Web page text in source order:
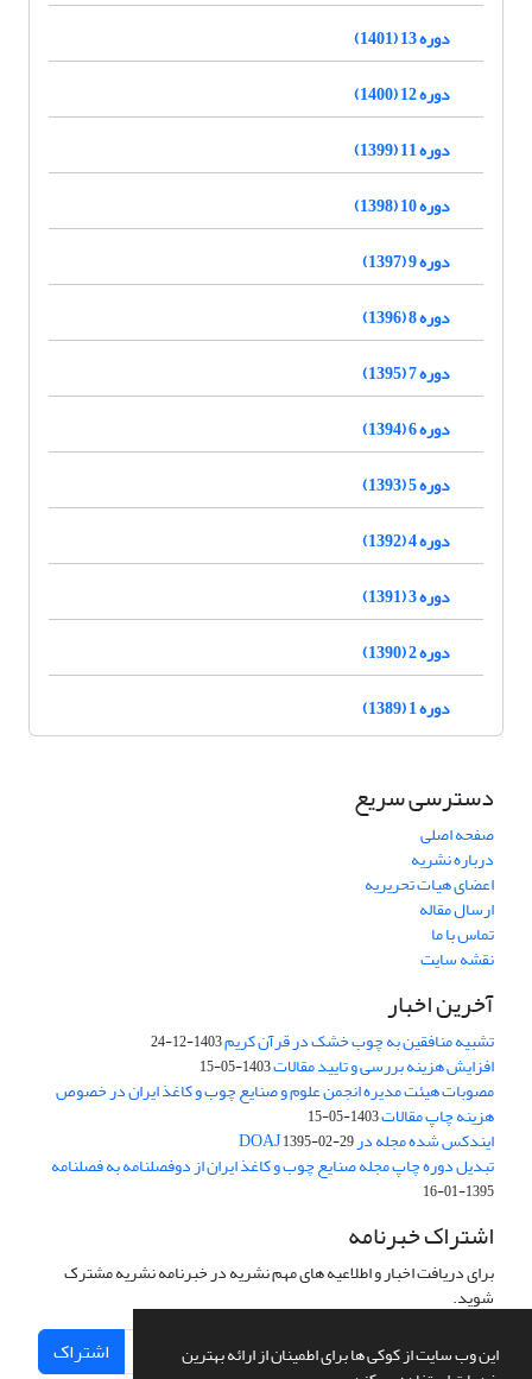
این وب سایت از کوکی ها برای اطمینان از ارائه بهترین
دوره 13 (1401)
دوره 12 (1400)
دوره 11 (1399)
دوره 10 (1398)
دوره 9 (1397)
دوره 8 (1396)
دوره 7 (1395)
دوره 6 (1394)
دوره 5 (1393)
دوره 4 (1392)
دوره 3 (1391)
دوره 2 (1390)
دوره 1 (1389)
دسترسی سریع
صفحه اصلی
درباره نشریه
اعضای هیات تحریریه
ارسال مقاله
تماس با ما
نقشه سایت
آخرین اخبار
تشبیه منافقین به چوب خشک در قرآن کریم1403-12-24
افزایش هزینه بررسی و تایید مقالات1403-05-15
مصوبات هیئت مدیره انجمن علوم و صنایع چوب و کاغذ ایران در خصوص
هزینه چاپ مقالات1403-05-15
ایندکس شده مجله در DOAJ1395-02-29
تبدیل دوره چاپ مجله صنایع چوب و کاغذ ایران از دوفصلنامه به فصلنامه
1395-01-16
اشتراک خبرنامه
برای دریافت اخبار و اطلاعیه های مهم نشریه در خبرنامه نشریه مشترک
شوید.
اشتراک